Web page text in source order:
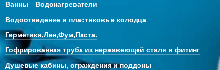
Ванны
Водонагреватели
Водоотведение и пластиковые колодца
Герметики,Лен,Фум,Паста.
Гофрированная труба из нержавеющей стали и фитинг
Душевые кабины, ограждения и поддоны